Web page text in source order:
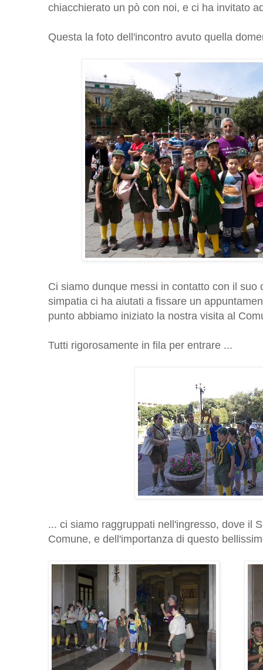
chiacchierato un pò con noi, e ci ha invitato
Questa la foto dell'incontro avuto quella
Ci siamo dunque messi in contatto con il suo
simpatia ci ha aiutati a fissare un
punto abbiamo iniziato la nostra visita al
Tutti rigorosamente in fila per entrare ...
... ci siamo raggruppati nell'ingresso, dove il
Comune, e dell'importanza di questo